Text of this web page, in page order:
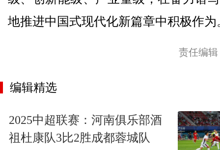
地推进中国式现代化新篇章中积极作为
责任编
编辑精选
2025中超联赛：河南俱乐部酒
祖杜康队3比2胜成都蓉城队